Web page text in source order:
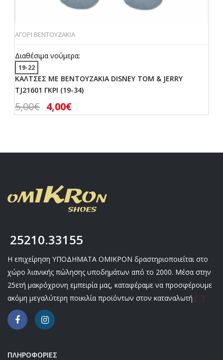
ΑΓΟΡΙ ΒΕΝΤΟΥΖΑΚΙΑ
Διαθέσιμα νούμερα:
19-22
ΚΑΛΤΣΕΣ ΜΕ ΒΕΝΤΟΥΖΑΚΙΑ DISNEY TOM & JERRY
TJ21601 ΓΚΡΙ (19-34)
5,00€ 4,00€
25210.33155
Η επιχείρηση ΥΠΟΔΗΜΑΤΑ ΟΜΙΚΡΟΝ δραστηριοποιείται στο
χώρο λιανικής πώλησης υποδημάτων από το 2000. Μέσα στην
25ετή μακρόχρονη εμπειρία μας, καταφέραμε να προσφέρουμε
ακόμη μεγαλύτερη ποικιλία προϊόντων στον καταναλωτή […]
ΠΛΗΡΟΦΟΡΙΕΣ